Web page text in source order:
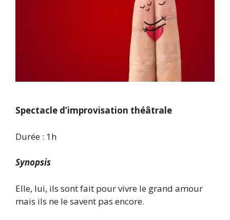
Spectacle d’improvisation théâtrale
Durée : 1h
Synopsis
Elle, lui, ils sont fait pour vivre le grand amour
mais ils ne le savent pas encore.